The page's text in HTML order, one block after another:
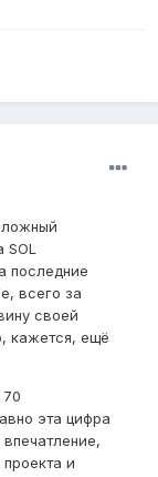
SOL
последние
всего за
своей
кажется, ещё
эта цифра
и